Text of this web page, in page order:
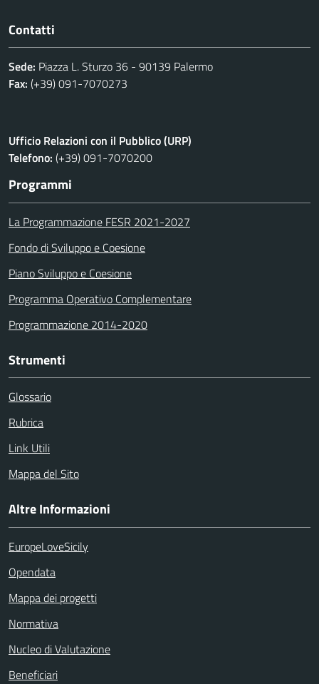
Contatti
Sede: Piazza L. Sturzo 36 - 90139 Palermo
Fax: (+39) 091-7070273
Ufficio Relazioni con il Pubblico (URP)
Telefono: (+39) 091-7070200
Programmi
La Programmazione FESR 2021-2027
Fondo di Sviluppo e Coesione
Piano Sviluppo e Coesione
Programma Operativo Complementare
Programmazione 2014-2020
Strumenti
Glossario
Rubrica
Link Utili
Mappa del Sito
Altre Informazioni
EuropeLoveSicily
Opendata
Mappa dei progetti
Normativa
Nucleo di Valutazione
Beneficiari